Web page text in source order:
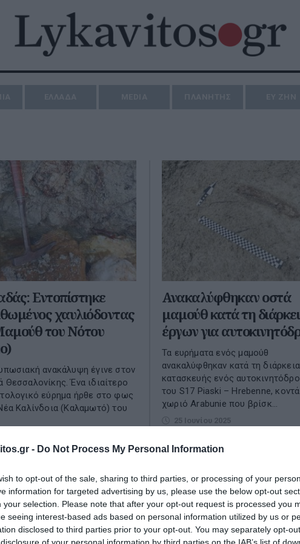
- Do Not Process My Personal Information
to opt-out of the sale, sharing to third parties, or processing of your
information for targeted advertising by us, please use the below opt-out
your selection. Please note that after your opt-out request is processed you
seeing interest-based ads based on personal information utilized by us or
disclosed to third parties prior to your opt-out. You may separately opt-
Εντοπίστηκε
χαυλιόδοντας
του Νότου
ανακάλυψη έγινε στον
Θεσσαλονίκης. Ένα ιδιαίτερο
εύρημα ήρθε στο φως
Καλίνδοια (Καλαμωτό) του
Ανακαλύφθηκαν οστά
μαμούθ κατά τη
έργων για
Τα ευρήματα ενός μαμούθ
ανακαλύφθηκαν κατά τη διάρκεια
κατασκευής ενός
του S17 Piaski – Hrebenne,
χωριό Arabunie που βρίσκ...
25 Ιουνίου 2025